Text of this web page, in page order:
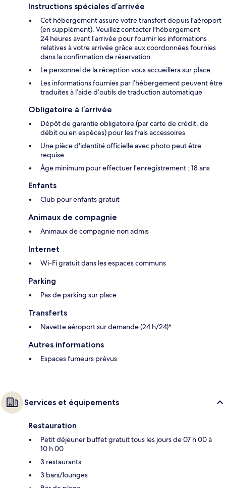
Instructions spéciales d’arrivée
Cet hébergement assure votre transfert depuis l'aéroport
(en supplément). Veuillez contacter l'hébergement
24 heures avant l’arrivée pour fournir les informations
relatives à votre arrivée grâce aux coordonnées fournies
dans la confirmation de réservation.
Le personnel de la réception vous accueillera sur place.
Les informations fournies par l’hébergement peuvent être
traduites à l’aide d’outils de traduction automatique
Obligatoire à l’arrivée
Dépôt de garantie obligatoire (par carte de crédit, de
débit ou en espèces) pour les frais accessoires
Une pièce d'identité officielle avec photo peut être
requise
Âge minimum pour effectuer l'enregistrement : 18 ans
Enfants
Club pour enfants gratuit
Animaux de compagnie
Animaux de compagnie non admis
Internet
Wi-Fi gratuit dans les espaces communs
Parking
Pas de parking sur place
Transferts
Navette aéroport sur demande (24 h/24)*
Autres informations
Espaces fumeurs prévus
Services et équipements
Restauration
Petit déjeuner buffet gratuit tous les jours de 07 h 00 à
10 h 00
3 restaurants
3 bars/lounges